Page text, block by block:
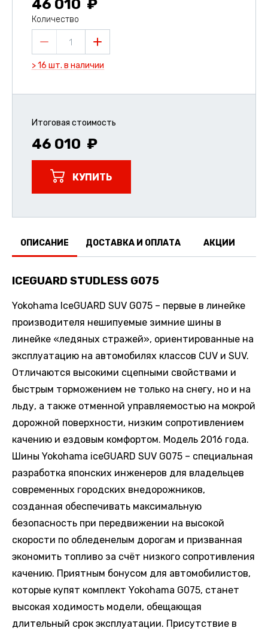
46 010
Количество
1
> 16 шт. в наличии
Итоговая стоимость
46 010
КУПИТЬ
ОПИСАНИЕ ДОСТАВКА И ОПЛАТА АКЦИИ
ICEGUARD STUDLESS G075
Yokohama IceGUARD SUV G075 – первые в линейке
производителя нешипуемые зимние шины в
линейке «ледяных стражей», ориентированные на
эксплуатацию на автомобилях классов CUV и SUV.
Отличаются высокими сцепными свойствами и
быстрым торможением не только на снегу, но и на
льду, а также отменной управляемостью на мокрой
дорожной поверхности, низким сопротивлением
качению и ездовым комфортом. Модель 2016 года.
Шины Yokohama iceGUARD SUV G075 – специальная
разработка японских инженеров для владельцев
современных городских внедорожников,
созданная обеспечивать максимальную
безопасность при передвижении на высокой
скорости по обледенелым дорогам и призванная
экономить топливо за счёт низкого сопротивления
качению. Приятным бонусом для автомобилистов,
которые купят комплект Yokohama G075, станет
высокая ходимость модели, обещающая
длительный срок эксплуатации. Присутствие в